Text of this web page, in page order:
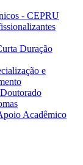
- CEPRU
Duração
e
Acadêmico